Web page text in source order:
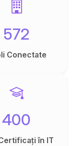
572
Conectate
400
în IT